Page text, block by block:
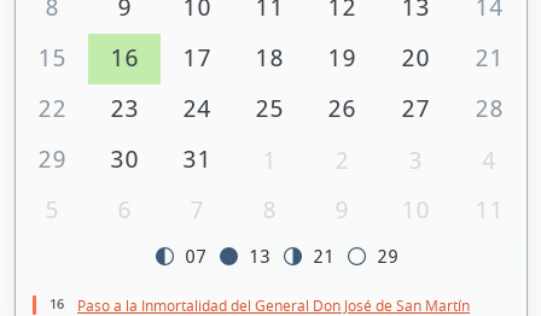
8
9 10 11 12 13
14
15
16 17 18 19 20
21
22
23 24 25 26 27
28
29
30 31 1 2 3
4
5
6 7 8 9 10 11
07 13 21 29
16 Paso a la Inmortalidad del General Don José de San Martín